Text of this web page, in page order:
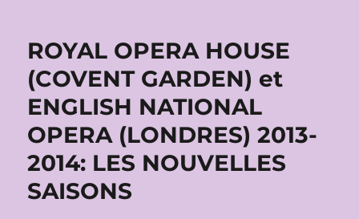
ROYAL OPERA HOUSE
(COVENT GARDEN) et
ENGLISH NATIONAL
OPERA (LONDRES) 2013-
2014: LES NOUVELLES
SAISONS